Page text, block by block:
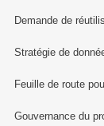
Demande de
Stratégie de
Feuille de route
Gouvernance du